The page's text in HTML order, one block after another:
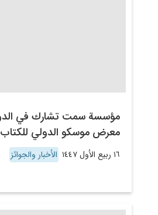
معرض موسكو الدولي للكتاب
١٦ ربيع الأول ١٤٤٧ الأخبار والجوائز